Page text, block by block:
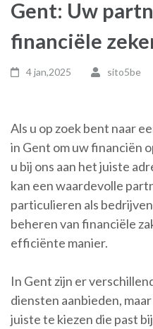
Gent: Uw
financiële
4 jan,2025 sito5be
Als u op zoek bent naar
in Gent om uw financiën
u bij ons aan het juiste
kan een waardevolle
particulieren als
beheren van financiële
efficiënte manier.
In Gent zijn er
diensten aanbieden,
juiste te kiezen die past